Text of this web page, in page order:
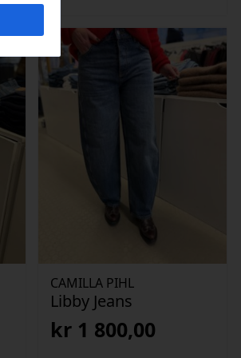
CAMILLA PIHL
Libby Jeans
kr 1 800,00